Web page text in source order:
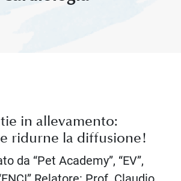
in allevamento:
ridurne la diffusione!
da “Pet Academy”, “EV”,